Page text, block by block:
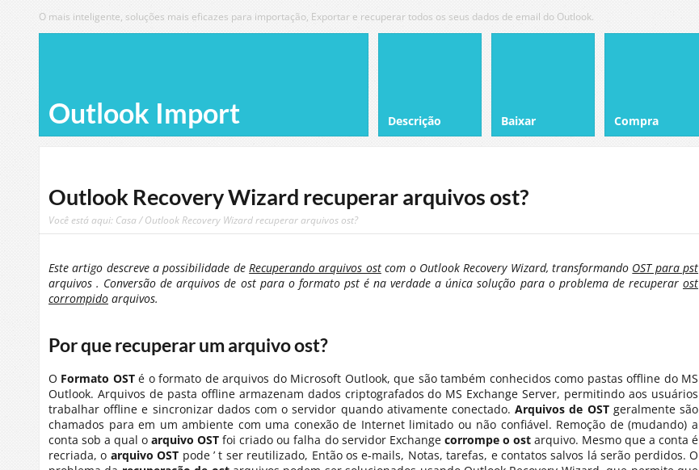
O mais inteligente, soluções mais eficazes para importação, Exportar e recuperar todos os seus dados de email do Outlook.
Outlook Import Descrição Baixar Compra
Outlook Recovery Wizard recuperar arquivos ost?
Você está aqui: Casa/ Outlook Recovery Wizard recuperar arquivos ost?
Este artigo descreve a possibilidade deRecuperando arquivos ostcom o Outlook Recovery Wizard, transformando OST para pst
arquivos . Conversão de arquivos de ost para o formato pst é na verdade a única solução para o problema de recuperar ost
corrompido arquivos.
Por que recuperar um arquivo ost?
O Formato OSTé o formato de arquivos do Microsoft Outlook, que são também conhecidos como pastas offline do MS
Outlook. Arquivos de pasta offline armazenam dados criptografados do MS Exchange Server, permitindo aos usuários
trabalhar offline e sincronizar dados com o servidor quando ativamente conectado.Arquivos de OSTgeralmente são
chamados para em um ambiente com uma conexão de Internet limitado ou não confiável. Remoção de (mudando) a
conta sob a qual oarquivo OST foi criado ou falha do servidor Exchange corrompe o ostarquivo. Mesmo que a conta é
recriada, o arquivo OST pode ’ t ser reutilizado, Então os e-mails, Notas, tarefas, e contatos salvos lá serão perdidos. O